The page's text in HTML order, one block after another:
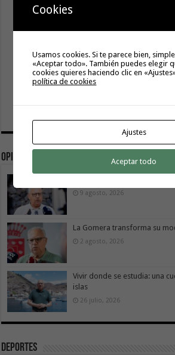
Opinión
9 agosto, 2026
La Gomera transforma su
2 agosto, 2026
Vivir donde se estudia: una
islas
26 julio, 2026
Deportes
Cookies
Usamos cookies. Si te parece bien,
«Aceptar todo». También puedes elegir
cookies quieres haciendo clic en
política de cookies
Ajustes
Aceptar todo